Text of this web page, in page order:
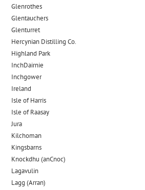
Glenrothes
Glentauchers
Glenturret
Hercynian Distilling Co.
Highland Park
InchDairnie
Inchgower
Ireland
Isle of Harris
Isle of Raasay
Jura
Kilchoman
Kingsbarns
Knockdhu (anCnoc)
Lagavulin
Lagg (Arran)